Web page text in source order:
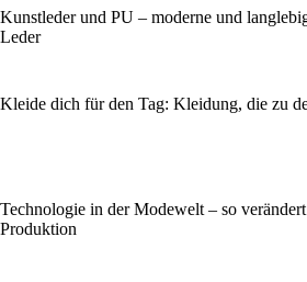
Kunstleder und PU – moderne und
Leder
Kleide dich für den Tag: Kleidung, die zu
Technologie in der Modewelt – so
Produktion